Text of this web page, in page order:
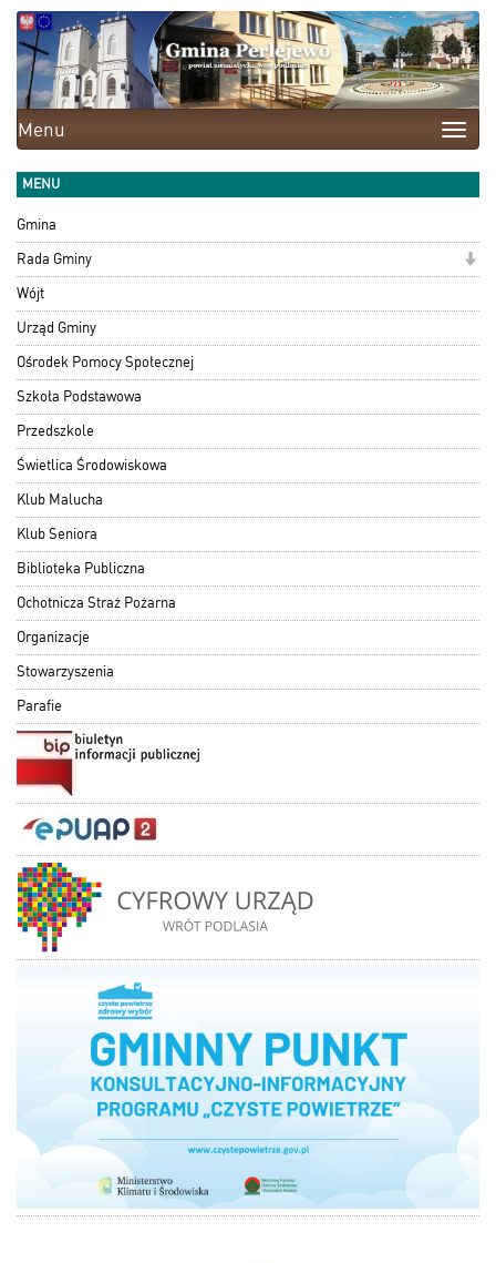
Toggle
Menu
MENU
Gmina
Rada Gminy
Wójt
Urząd Gminy
Ośrodek Pomocy Społecznej
Szkoła Podstawowa
Przedszkole
Świetlica Środowiskowa
Klub Malucha
Klub Seniora
Biblioteka Publiczna
Ochotnicza Straż Pożarna
Organizacje
Stowarzyszenia
Parafie